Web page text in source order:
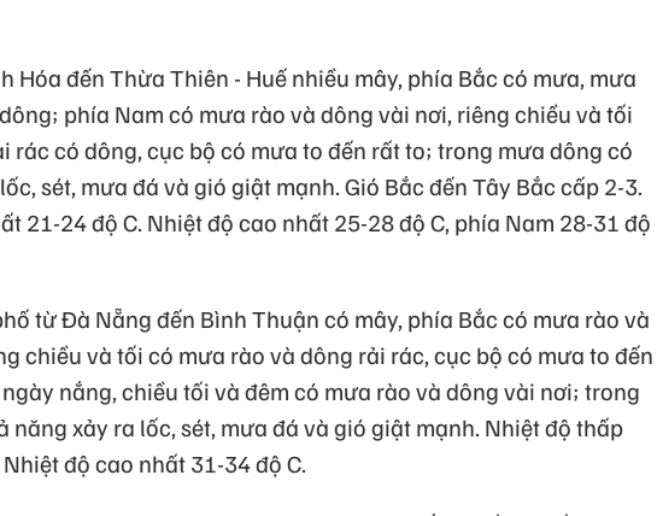
Hóa đến Thừa Thiên - Huế nhiều mây, phía Bắc có mưa, mưa
phía Nam có mưa rào và dông vài nơi, riêng chiều và tối
rác có dông, cục bộ có mưa to đến rất to; trong mưa dông có
sét, mưa đá và gió giật mạnh. Gió Bắc đến Tây Bắc cấp 2-3.
21-24 độ C. Nhiệt độ cao nhất 25-28 độ C, phía Nam 28-31 độ
từ Đà Nẵng đến Bình Thuận có mây, phía Bắc có mưa rào và
chiều và tối có mưa rào và dông rải rác, cục bộ có mưa to đến
nắng, chiều tối và đêm có mưa rào và dông vài nơi; trong
năng xảy ra lốc, sét, mưa đá và gió giật mạnh. Nhiệt độ thấp
độ cao nhất 31-34 độ C.